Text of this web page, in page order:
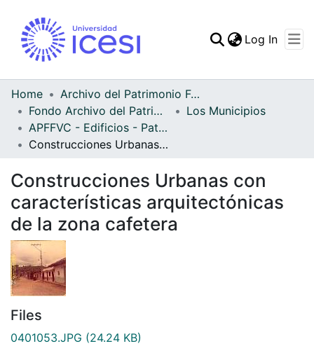
Statistics
Log In
Home
Archivo del Patrimonio Fotográfico y Fílmico del Valle del Cauca
Fondo Archivo del Patrimonio Fotográfico y Fílmico del Valle del Cauca
Los Municipios
APFFVC - Edificios - Patrimonial
Construcciones Urbanas con características arquitectónicas de la zona cafetera
Construcciones Urbanas con
características arquitectónicas
de la zona cafetera
Files
0401053.JPG (24.24 KB)